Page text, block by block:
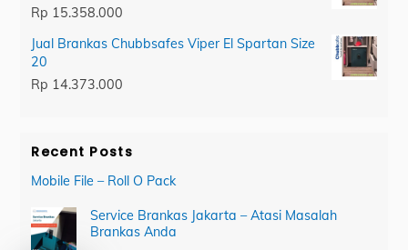
Rp 15.358.000
Jual Brankas Chubbsafes Viper El Spartan Size
20
Rp 14.373.000
Recent Posts
Mobile File – Roll O Pack
Service Brankas Jakarta – Atasi Masalah
Brankas Anda